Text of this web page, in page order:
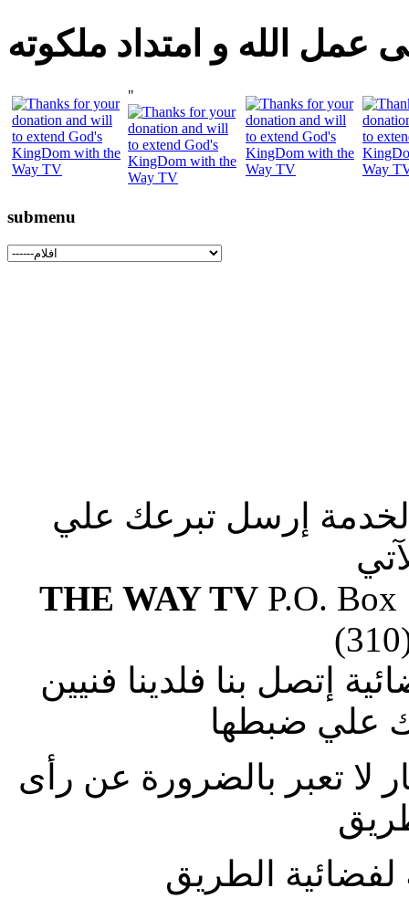
عمل الله و امتداد ملكوته
"
submenu
إرسل تبرعك علي
THE WAY TVP.O. Box
إتصل بنا فلدينا فنيين
علي ضبطها
لا تعبر بالضرورة عن رأى
الطريق